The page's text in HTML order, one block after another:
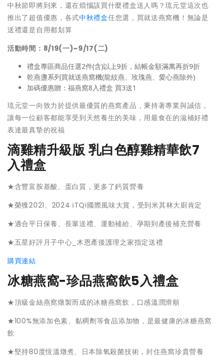
中秋節即將到來，還在煩惱該買什麼禮盒送人嗎？琉元堂這次也
推出了超值優惠，各式中秋禮盒任您選，買就送燕窩機！無論是
送禮還是自用都划算
活動時間：8/19(一)~9/17(二)
禮盒專區商品任選2件(含)以上9折，結帳金額滿萬再折9折
乾燕盞系列買就送燕窩機(龍紋燕、玫瑰燕、愛心燕除外)
加碼優惠贈：福燕窩8入禮盒 買3送1
琉元堂一向致力於提供最優質的燕窩產品，秉持著專業與誠信，
讓每一位顧客都能享受到天然養生的美味，用最食在的滋補好禮
表達最真摯的祝福
滴雞精升級版 乳白色醇雞精華飲7
入禮盒
★含豐富胺基酸、蛋白質，更多了鈣質營養
★榮獲2021、2024 iTQi國際風味大賞，受到米其林大廚肯定
★適合平日保養、長輩送禮、運動補給、孕期到產後補充營養
★五星好評月子中心_木恩產後護理之家指定送禮
購買連結
冰糖燕窩-珍品燕窩飲5入禮盒
★頂級金絲燕窩燉製而成的冰糖燕窩飲，口感溫潤滑順
★100%無添加色素、黏稠劑等食品添加物，是最健康的冰糖燕窩
飲
★堅持80度恆溫燉煮、日本除氧殺菌技術，封住燕窩珍貴營養